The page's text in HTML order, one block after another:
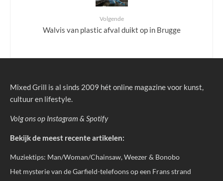
Volgende
Walvis van plastic afval duikt op in Brugge
Mixed Grill is al sinds 2009 hét online magazine voor kunst,
cultuur en lifestyle.
Volg ons op Instagram & Spotify
Bekijk de meest recente artikelen:
Muziektips: Man/Woman/Chainsaw, Weezer & Bonobo
Het mysterie van de Garfield-telefoons op een Frans strand